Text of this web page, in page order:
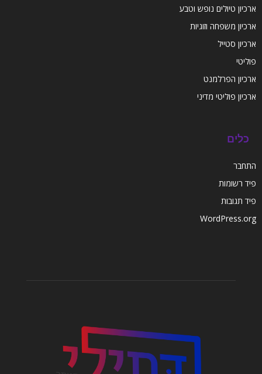
ארכיון טיולים נופש וטבע
ארכיון משפחה וזוגיות
ארכיון סטייל
פוליטי
ארכיון הפרלמנט
ארכיון פוליטי מדיני
כלים
התחבר
פיד רשומות
פיד תגובות
WordPress.org